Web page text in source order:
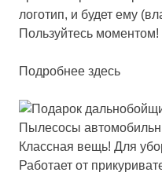
логотип, и будет ему
Пользуйтесь моментом!
Подробнее здесь
Пылесосы
Классная вещь! Для
Работает от